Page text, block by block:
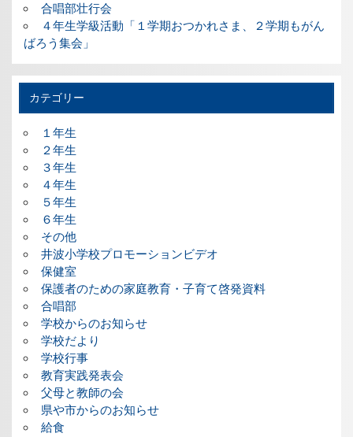
合唱部壮行会
４年生学級活動「１学期おつかれさま、２学期もがん
ばろう集会」
カテゴリー
１年生
２年生
３年生
４年生
５年生
６年生
その他
井波小学校プロモーションビデオ
保健室
保護者のための家庭教育・子育て啓発資料
合唱部
学校からのお知らせ
学校だより
学校行事
教育実践発表会
父母と教師の会
県や市からのお知らせ
給食